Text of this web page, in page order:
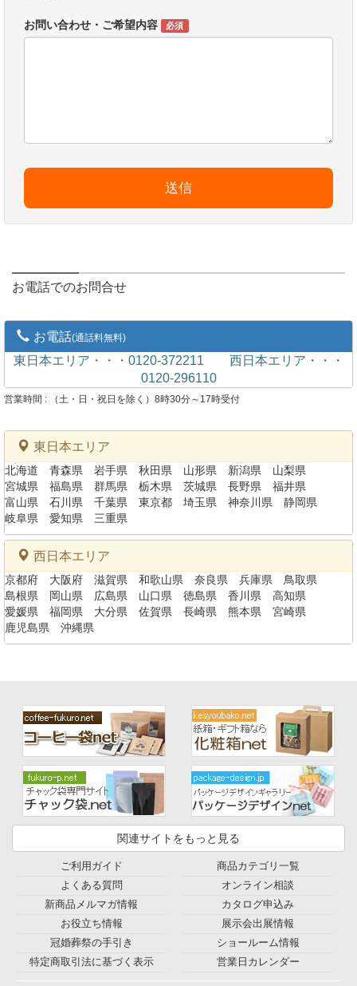
お問い合わせ・ご希望内容 必須
送信
お電話でのお問合せ
お電話(通話料無料)
東日本エリア・・・0120-372211
西日本エリア・・・
0120-296110
営業時間 : （土・日・祝日を除く）8時30分～17時受付
東日本エリア
北海道 青森県 岩手県 秋田県 山形県 新潟県
山梨県
宮城県
福島県 群馬県 栃木県 茨城県 長野県
福井県
富山県
石川県 千葉県 東京都 埼玉県 神奈川県
静岡県
岐阜県
愛知県 三重県
西日本エリア
京都府 大阪府 滋賀県 和歌山県 奈良県 兵庫県
鳥取県
島根県
岡山県 広島県 山口県 徳島県 香川県
高知県
愛媛県
福岡県 大分県 佐賀県 長崎県 熊本県
宮崎県
鹿児島県
沖縄県
関連サイトをもっと見る
ご利用ガイド
よくある質問
新商品メルマガ情報
お役立ち情報
冠婚葬祭の手引き
特定商取引法に基づく表示
商品カテゴリ一覧
オンライン相談
カタログ申込み
展示会出展情報
ショールーム情報
営業日カレンダー